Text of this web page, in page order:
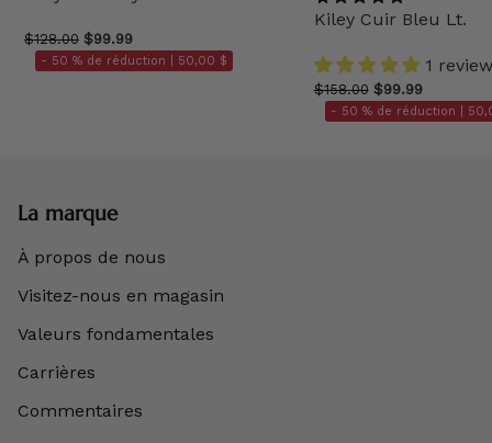
$128.00 $99.99
- 50 % de réduction | 50,00 $
Kiley Cuir Bleu Lt.
1 review
$158.00 $99.99
- 50 % de réduction |
La marque
À propos de nous
Visitez-nous en magasin
Valeurs fondamentales
Carrières
Commentaires